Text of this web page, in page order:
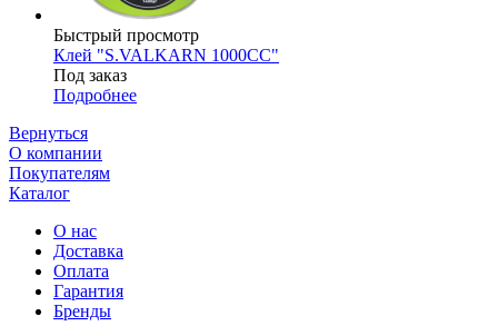
Быстрый просмотр
Клей "S.VALKARN 1000СС"
Под заказ
Подробнее
Вернуться
О компании
Покупателям
Каталог
О нас
Доставка
Оплата
Гарантия
Бренды